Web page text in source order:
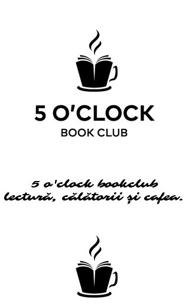
5 o'clock bookclub
lectură, călătorii și cafea.
5 o'clock bookclub
lectură, călătorii și cafea.